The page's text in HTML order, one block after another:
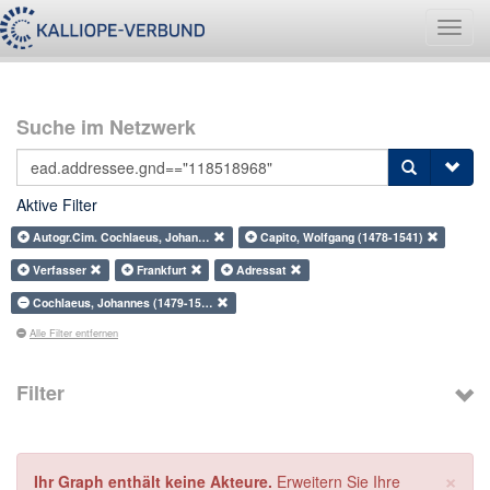
Suche im Netzwerk
Aktive Filter
Autogr.Cim. Cochlaeus, Johan…
Capito, Wolfgang (1478-1541)
Verfasser
Frankfurt
Adressat
Cochlaeus, Johannes (1479-15…
Alle Filter entfernen
Filter
×
Ihr Graph enthält keine Akteure. Erweitern Sie Ihre